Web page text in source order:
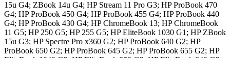
15u G4; ZBook 14u G4; HP Stream 11 Pro G3; HP ProBook 470
G4; HP ProBook 450 G4; HP ProBook 455 G4; HP ProBook 440
G4; HP ProBook 430 G4; HP ChromeBook 13; HP ChromeBook
11 G5; HP 250 G5; HP 255 G5; HP EliteBook 1030 G1; HP ZBook
15u G3; HP Spectre Pro x360 G2; HP ProBook 640 G2; HP
ProBook 650 G2; HP ProBook 645 G2; HP ProBook 655 G2; HP